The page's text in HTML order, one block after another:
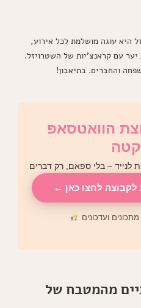
היא עוגה מושלמת לכל אירוע,
עם קראנצ'יות של השטרויזל.
והחברים. בתיאבון!
הוואטסאפ
לנייד – בלי ספאם, רק דברים
לקבוצה לחצו כאן ←
ועדכונים
מהמטבח של